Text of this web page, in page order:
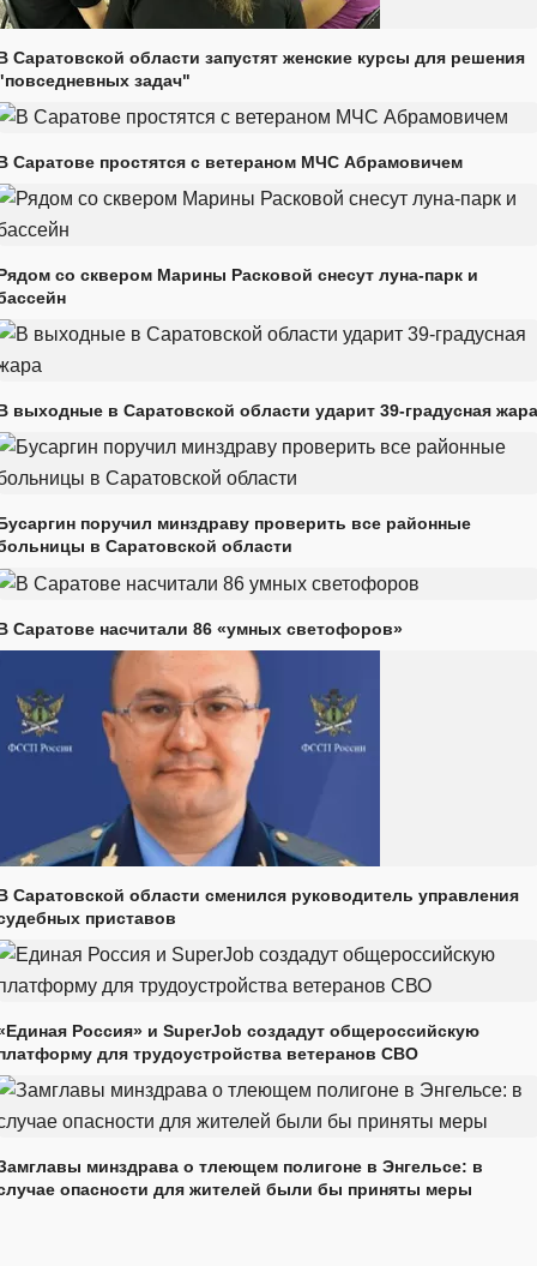
Саратовской области запустят женские курсы для решения
задач"
Саратове простятся с ветераном МЧС Абрамовичем
со сквером Марины Расковой снесут луна-парк и
выходные в Саратовской области ударит 39-градусная жара
поручил минздраву проверить все районные
в Саратовской области
Саратове насчитали 86 «умных светофоров»
Саратовской области сменился руководитель управления
приставов
Россия» и SuperJob создадут общероссийскую
для трудоустройства ветеранов СВО
минздрава о тлеющем полигоне в Энгельсе: в
опасности для жителей были бы приняты меры